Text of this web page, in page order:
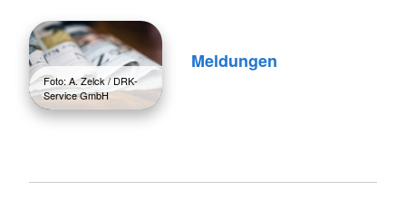
Foto: A. Zelck / DRK-
Service GmbH
Meldungen